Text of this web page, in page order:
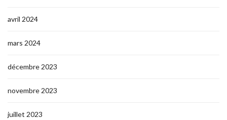
avril 2024
mars 2024
décembre 2023
novembre 2023
juillet 2023